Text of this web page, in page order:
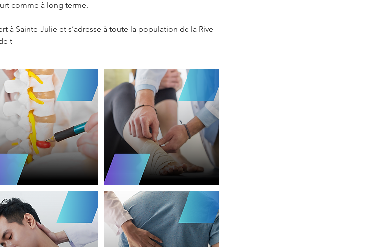
comme à long terme.
à Sainte-Julie et s’adresse à toute la population de la Rive-
t